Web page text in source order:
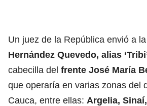
Un juez de la República envió a
Hernández Quevedo, alias
cabecilla del frente José María
que operaría en varias zonas del
Cauca, entre ellas: Argelia,